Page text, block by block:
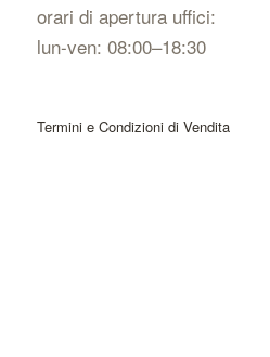
orari di apertura uffici:
lun-ven: 08:00–18:30
Termini e Condizioni di Vendita